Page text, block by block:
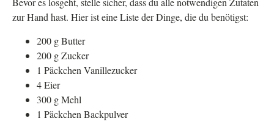
zur Hand hast. Hier ist eine Liste der Dinge, die du benötigst:
200 g Butter
200 g Zucker
1 Päckchen Vanillezucker
4 Eier
300 g Mehl
1 Päckchen Backpulver